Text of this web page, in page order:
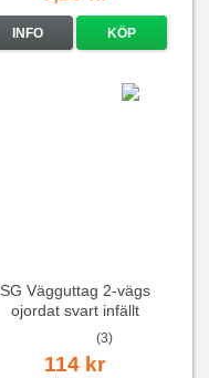
INFO KÖP
SG Vägguttag 2-vägs
ojordat svart infällt
16A/250V
(3)
114 kr